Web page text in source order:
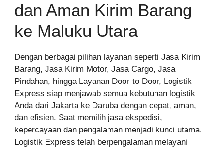
dan Aman Kirim Barang
ke Maluku Utara
Dengan berbagai pilihan layanan seperti Jasa Kirim
Barang, Jasa Kirim Motor, Jasa Cargo, Jasa
Pindahan, hingga Layanan Door-to-Door, Logistik
Express siap menjawab semua kebutuhan logistik
Anda dari Jakarta ke Daruba dengan cepat, aman,
dan efisien. Saat memilih jasa ekspedisi,
kepercayaan dan pengalaman menjadi kunci utama.
Logistik Express telah berpengalaman melayani